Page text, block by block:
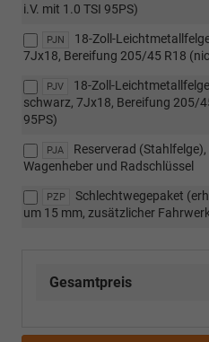
i.V. mit 1.0 TSI 95PS)
PJN
18-Zoll-
7Jx18, Bereifung 205/45 R18
PJV
18-Zoll-
schwarz, 7Jx18, Bereifung 205/
95PS)
PJA
Reserverad
Wagenheber und Radschlüssel
PZP
Schlechtwegepaket
um 15 mm, zusätzlicher
Gesamtpreis